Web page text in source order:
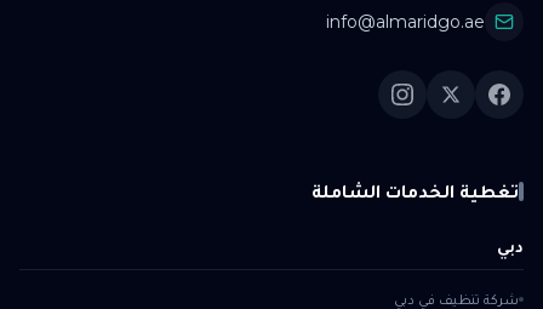
info@almaridgo.ae
تغطية الخدمات الشاملة
دبي
شركة تنظيف في دبي